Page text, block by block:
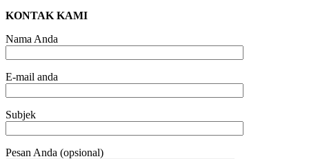
KONTAK KAMI
Nama Anda
E-mail anda
Subjek
Pesan Anda (opsional)